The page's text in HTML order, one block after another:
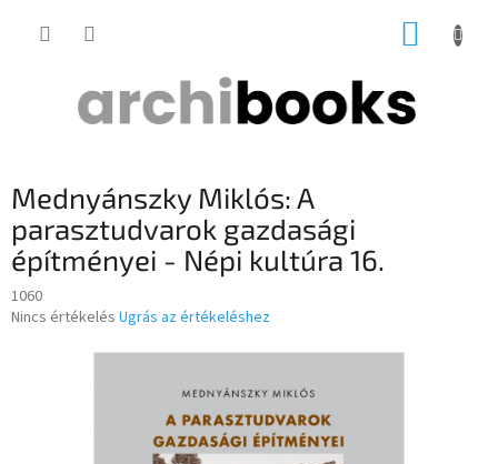
KOSÁR
Mednyánszky Miklós: A
parasztudvarok gazdasági
építményei - Népi kultúra 16.
1060
A
Nincs értékelés Ugrás az értékeléshez